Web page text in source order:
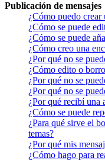
Publicación de mensajes
¿Cómo puedo crear
¿Cómo se puede
¿Cómo se puede
¿Cómo creo una
¿Por qué no se
¿Cómo edito o
¿Por qué no se
¿Por qué no se
¿Por qué recibí una
¿Cómo se puede
¿Para qué sirve el
temas?
¿Por qué mis
¿Cómo hago para